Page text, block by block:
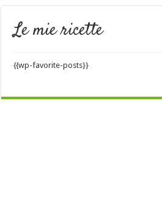
Le mie ricette
{{wp-favorite-posts}}